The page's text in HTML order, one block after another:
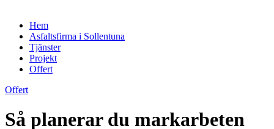
Hem
Asfaltsfirma i Sollentuna
Tjänster
Projekt
Offert
Offert
Så planerar du markarbeten